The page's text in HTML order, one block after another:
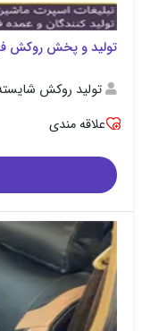
تولید و پخش روکش
تولید روکش
علاقه مندی